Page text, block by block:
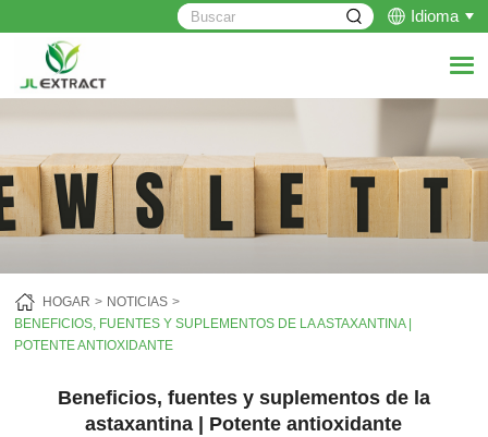
Idioma
HOGAR
NOTICIAS
BENEFICIOS, FUENTES Y SUPLEMENTOS DE LA ASTAXANTINA |
POTENTE ANTIOXIDANTE
Beneficios, fuentes y suplementos de la
astaxantina | Potente antioxidante